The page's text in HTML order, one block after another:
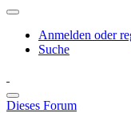
Anmelden oder
Suche
Dieses Forum